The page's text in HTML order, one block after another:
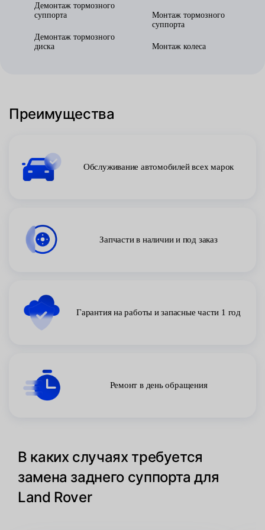
Демонтаж тормозного
суппорта
Демонтаж тормозного
диска
Монтаж тормозного
суппорта
Монтаж колеса
Преимущества
Обслуживание автомобилей всех марок
Запчасти в наличии и под заказ
Гарантия на работы и запасные части 1 год
Ремонт в день обращения
В каких случаях требуется
замена заднего суппорта для
Land Rover